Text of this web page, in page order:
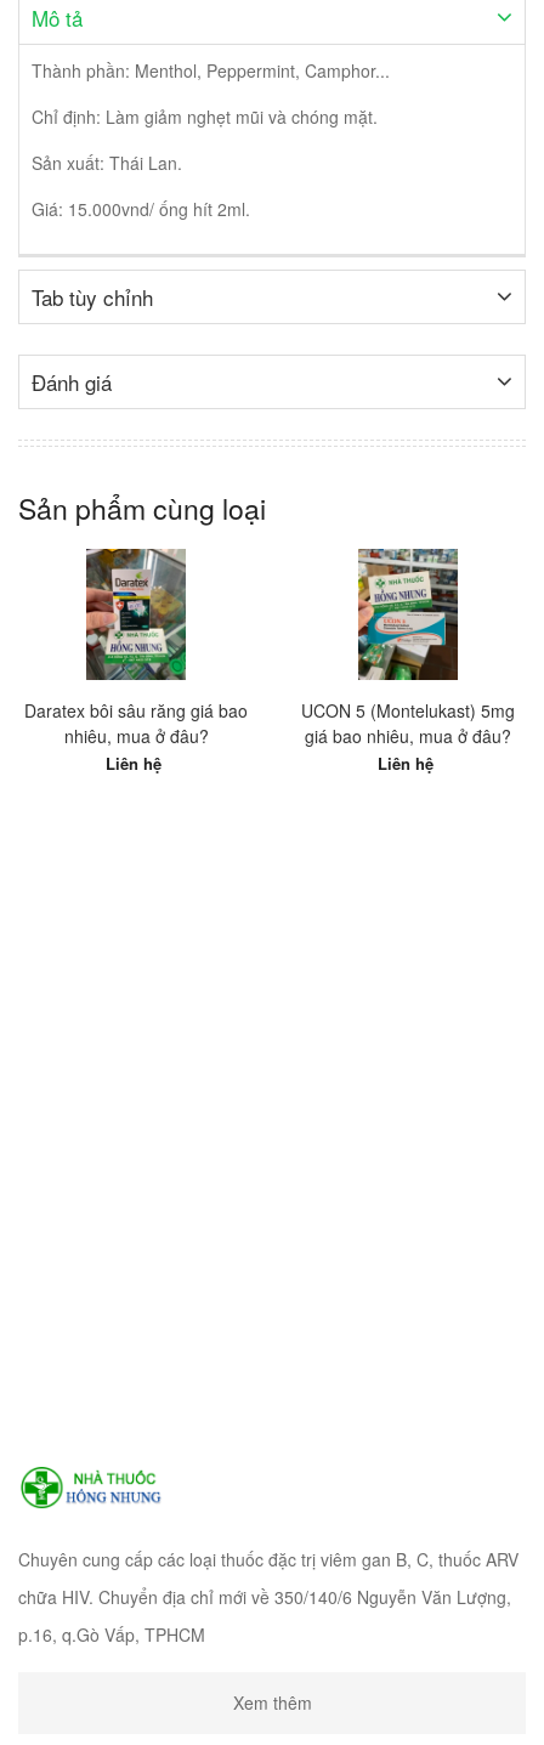
Mô tả
Thành phần: Menthol, Peppermint, Camphor...
Chỉ định: Làm giảm nghẹt mũi và chóng mặt.
Sản xuất: Thái Lan.
Giá: 15.000vnd/ ống hít 2ml.
Tab tùy chỉnh
Đánh giá
Sản phẩm cùng loại
Daratex bôi sâu răng giá bao
nhiêu, mua ở đâu?
Liên hệ
UCON 5 (Montelukast) 5mg
giá bao nhiêu, mua ở đâu?
Liên hệ
Chuyên cung cấp các loại thuốc đặc trị viêm gan B, C, thuốc ARV
chữa HIV. Chuyển địa chỉ mới về 350/140/6 Nguyễn Văn Lượng,
p.16, q.Gò Vấp, TPHCM
Xem thêm